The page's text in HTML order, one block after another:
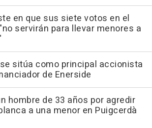
en que sus siete votos en el
servirán para llevar menores a
sitúa como principal accionista
de Enerside
hombre de 33 años por agredir
a una menor en Puigcerdà